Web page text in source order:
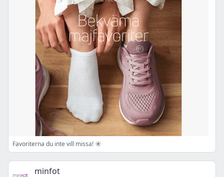
Favoriterna du inte vill missa! ☀️
minfot